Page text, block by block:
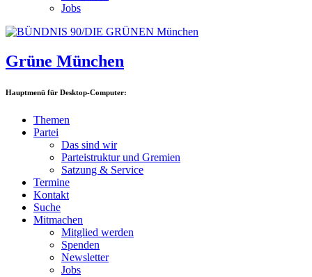
Jobs
Grüne München
Hauptmenü für Desktop-Computer:
Themen
Partei
Das sind wir
Parteistruktur und Gremien
Satzung & Service
Termine
Kontakt
Suche
Mitmachen
Mitglied werden
Spenden
Newsletter
Jobs